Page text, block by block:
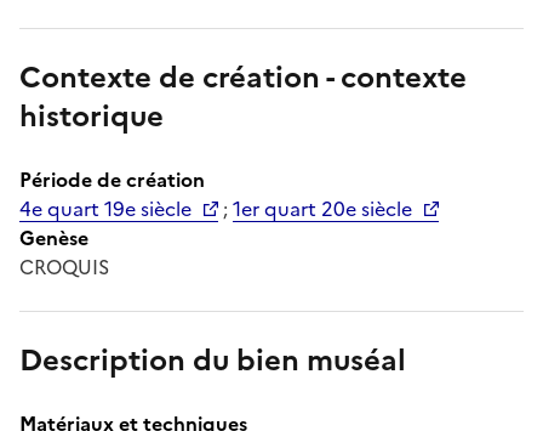
Contexte de création - contexte
historique
Période de création
4e quart 19e siècle
;1er quart 20e siècle
Genèse
CROQUIS
Description du bien muséal
Matériaux et techniques